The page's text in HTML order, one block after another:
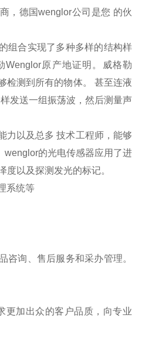
，德国wenglor公司是您 的伙
组合实现了多种多样的结构样
原产地证明。威格勒
检测到所有的物体。 甚至连液
发送一组振荡波，然后测量声
力以及总多 技术工程师，能够
wenglor的光电传感器应用了进
以及探测发光的标记。
系统等
询、售后服务和采办管理。
更加出众的客户品质，向专业